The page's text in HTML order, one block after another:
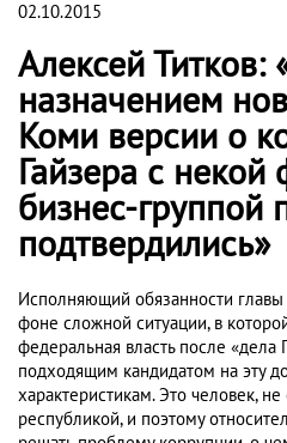
02.10.2015
Алексей Титков:
назначением
Коми версии о
Гайзера с некой
бизнес-группой
подтвердились»
Исполняющий обязанности
фоне сложной ситуации, в
федеральная власть после «дела
подходящим кандидатом на эту
характеристикам. Это человек,
республикой, и поэтому